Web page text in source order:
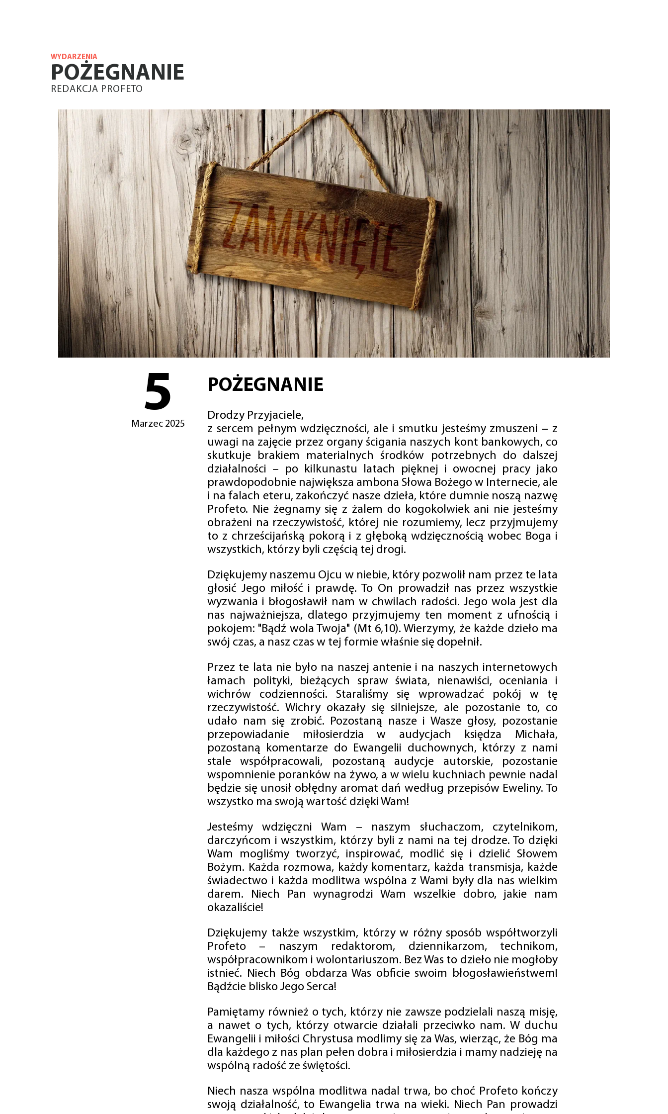
WYDARZENIA
POŻEGNANIE
REDAKCJA PROFETO
5
Marzec 2025
POŻEGNANIE
Drodzy Przyjaciele,
z sercem pełnym wdzięczności, ale i smutku jesteśmy zmuszeni – z
uwagi na zajęcie przez organy ścigania naszych kont bankowych, co
skutkuje brakiem materialnych środków potrzebnych do dalszej
działalności – po kilkunastu latach pięknej i owocnej pracy jako
prawdopodobnie największa ambona Słowa Bożego w Internecie, ale
i na falach eteru, zakończyć nasze dzieła, które dumnie noszą nazwę
Profeto. Nie żegnamy się z żalem do kogokolwiek ani nie jesteśmy
obrażeni na rzeczywistość, której nie rozumiemy, lecz przyjmujemy
to z chrześcijańską pokorą i z głęboką wdzięcznością wobec Boga i
wszystkich, którzy byli częścią tej drogi.
Dziękujemy naszemu Ojcu w niebie, który pozwolił nam przez te lata
głosić Jego miłość i prawdę. To On prowadził nas przez wszystkie
wyzwania i błogosławił nam w chwilach radości. Jego wola jest dla
nas najważniejsza, dlatego przyjmujemy ten moment z ufnością i
pokojem: "Bądź wola Twoja" (Mt 6,10). Wierzymy, że każde dzieło ma
swój czas, a nasz czas w tej formie właśnie się dopełnił.
Przez te lata nie było na naszej antenie i na naszych internetowych
łamach polityki, bieżących spraw świata, nienawiści, oceniania i
wichrów codzienności. Staraliśmy się wprowadzać pokój w tę
rzeczywistość. Wichry okazały się silniejsze, ale pozostanie to, co
udało nam się zrobić. Pozostaną nasze i Wasze głosy, pozostanie
przepowiadanie miłosierdzia w audycjach księdza Michała,
pozostaną komentarze do Ewangelii duchownych, którzy z nami
stale współpracowali, pozostaną audycje autorskie, pozostanie
wspomnienie poranków na żywo, a w wielu kuchniach pewnie nadal
będzie się unosił obłędny aromat dań według przepisów Eweliny. To
wszystko ma swoją wartość dzięki Wam!
Jesteśmy wdzięczni Wam – naszym słuchaczom, czytelnikom,
darczyńcom i wszystkim, którzy byli z nami na tej drodze. To dzięki
Wam mogliśmy tworzyć, inspirować, modlić się i dzielić Słowem
Bożym. Każda rozmowa, każdy komentarz, każda transmisja, każde
świadectwo i każda modlitwa wspólna z Wami były dla nas wielkim
darem. Niech Pan wynagrodzi Wam wszelkie dobro, jakie nam
okazaliście!
Dziękujemy także wszystkim, którzy w różny sposób współtworzyli
Profeto – naszym redaktorom, dziennikarzom, technikom,
współpracownikom i wolontariuszom. Bez Was to dzieło nie mogłoby
istnieć. Niech Bóg obdarza Was obficie swoim błogosławieństwem!
Bądźcie blisko Jego Serca!
Pamiętamy również o tych, którzy nie zawsze podzielali naszą misję,
a nawet o tych, którzy otwarcie działali przeciwko nam. W duchu
Ewangelii i miłości Chrystusa modlimy się za Was, wierząc, że Bóg ma
dla każdego z nas plan pełen dobra i miłosierdzia i mamy nadzieję na
wspólną radość ze świętości.
Niech nasza wspólna modlitwa nadal trwa, bo choć Profeto kończy
swoją działalność, to Ewangelia trwa na wieki. Niech Pan prowadzi